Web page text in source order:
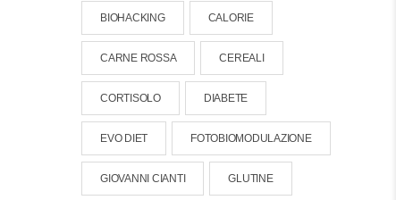
BIOHACKING CALORIE
CARNE ROSSA CEREALI
CORTISOLO DIABETE
EVO DIET FOTOBIOMODULAZIONE
GIOVANNI CIANTI GLUTINE